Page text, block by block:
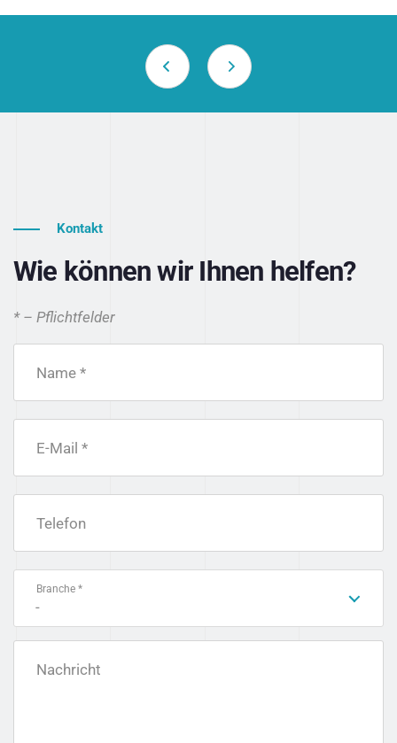
Kontakt
Wie können wir Ihnen helfen?
* – Pflichtfelder
Name *
E-Mail *
Telefon
Branche *
-
Nachricht